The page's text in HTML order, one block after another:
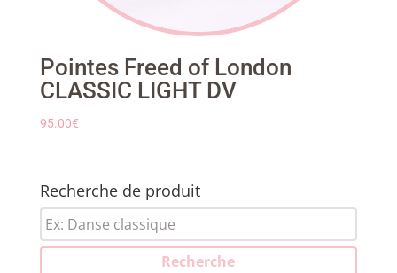
Pointes Freed of London
CLASSIC LIGHT DV
95.00€
Recherche de produit
Recherche
pour :
Recherche